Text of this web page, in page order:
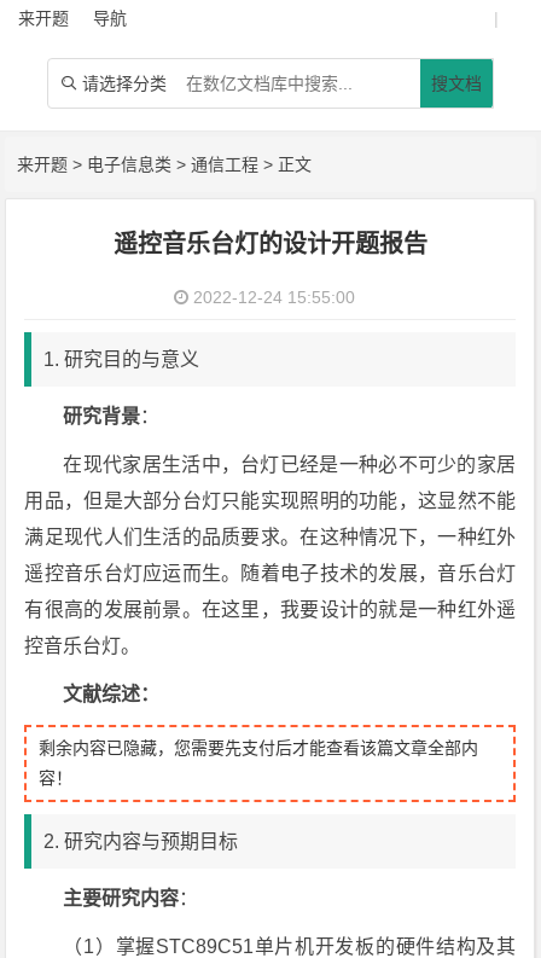
来开题 导航 |
 请选择分类 搜文档
来开题 > 电子信息类 >通信工程 > 正文
遥控音乐台灯的设计开题报告
2022-12-24 15:55:00
1. 研究目的与意义
研究背景：
在现代家居生活中，台灯已经是一种必不可少的家居
用品，但是大部分台灯只能实现照明的功能，这显然不能
满足现代人们生活的品质要求。在这种情况下，一种红外
遥控音乐台灯应运而生。随着电子技术的发展，音乐台灯
有很高的发展前景。在这里，我要设计的就是一种红外遥
控音乐台灯。
文献综述：
剩余内容已隐藏，您需要先支付后才能查看该篇文章全部内
容！
2. 研究内容与预期目标
主要研究内容：
（1）掌握STC89C51单片机开发板的硬件结构及其